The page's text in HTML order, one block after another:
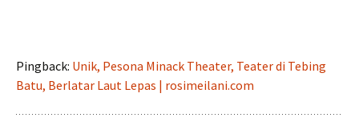
Pingback: Unik, Pesona Minack Theater, Teater di Tebing
Batu, Berlatar Laut Lepas | rosimeilani.com